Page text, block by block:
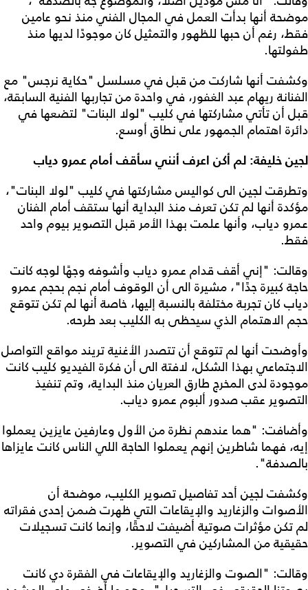
موضحة أنها بدأت العمل في المجال الفني منذ نحو عامين
فقط، رغم أن حبها للظهور والتمثيل كان موجودًا لديها منذ
طفولتها.
وكشفت أنها شاركت من قبل في مسلسل "حكاية نرجس" مع
الفنانة ريهام عبد الغفور، في واحدة من تجاربها الفنية السابقة،
قبل أن تأتي مشاركتها في كليب "لولا البنات" لتضعها في
دائرة اهتمام الجمهور على نطاق أوسع.
لجين خليفة: لم أكن اعرف أنني سأقف أمام عمرو دياب
وتطرقت لجين الى كواليس مشاركتها في كليب "لولا البنات"،
مؤكدة أنها لم تكن تعرف منذ البداية أنها ستقف أمام الفنان
عمرو دياب، وأنها علمت بهذا الأمر قبل التصوير بيوم واحد
فقط.
وقالت: "إني أقف قدام عمرو دياب وأشوفه وجهًا لوجه كانت
حاجة كبيرة جدًا"، مشيرة الى أن الوقوف أمام نجم بحجم عمرو
دياب كان تجربة مختلفة بالنسبة إليها، خاصة أنها لم تكن تتوقع
حجم الاهتمام الذي سيحظى به الكليب بعد طرحه.
وأوضحت أنها لم تتوقع أن تتصدر الأغنية تريند مواقع التواصل
الاجتماعي بهذا الشكل، لافتة الى أن فكرة الفيديو كليب كانت
موجودة لدى المخرج طارق العريان منذ البداية، وتم تنفيذ
التصوير عقب صدور ألبوم عمرو دياب.
وأضافت: "هما عندهم نظرة من الأول وعارفين عايزين يعملوا
إيه، فهما شاطرين إنهم يعملوا الحاجة اللي الناس كانت عايزاها
بالصدفة".
وكشفت لجين أحد تفاصيل تصوير الكليب، موضحة أن
الأصوات والزغاريد والإيقاعات التي ظهرت ضمن إحدى فقراته
لم تكن مؤثرات صوتية أضيفت لاحقًا، وإنما كانت تسجيلات
حقيقية من المشاركين في التصوير.
وقالت: "الصوت والزغاريد والإيقاعات في الفقرة دي كانت